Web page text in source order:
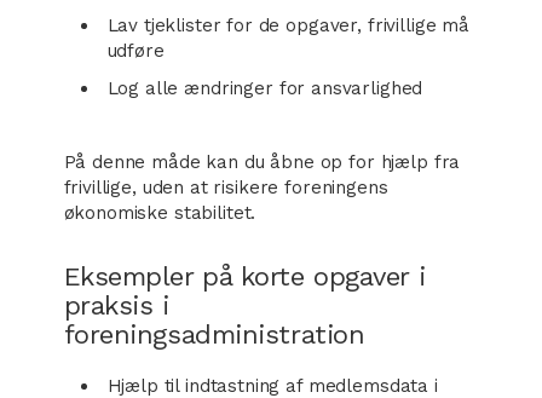
Lav tjeklister for de opgaver, frivillige må
udføre
Log alle ændringer for ansvarlighed
På denne måde kan du åbne op for hjælp fra
frivillige, uden at risikere foreningens
økonomiske stabilitet.
Eksempler på korte opgaver i
praksis i
foreningsadministration
Hjælp til indtastning af medlemsdata i